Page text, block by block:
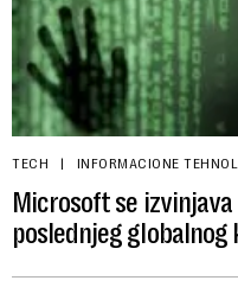
TECH INFORMACIONE
Microsoft se
poslednjeg globalnog